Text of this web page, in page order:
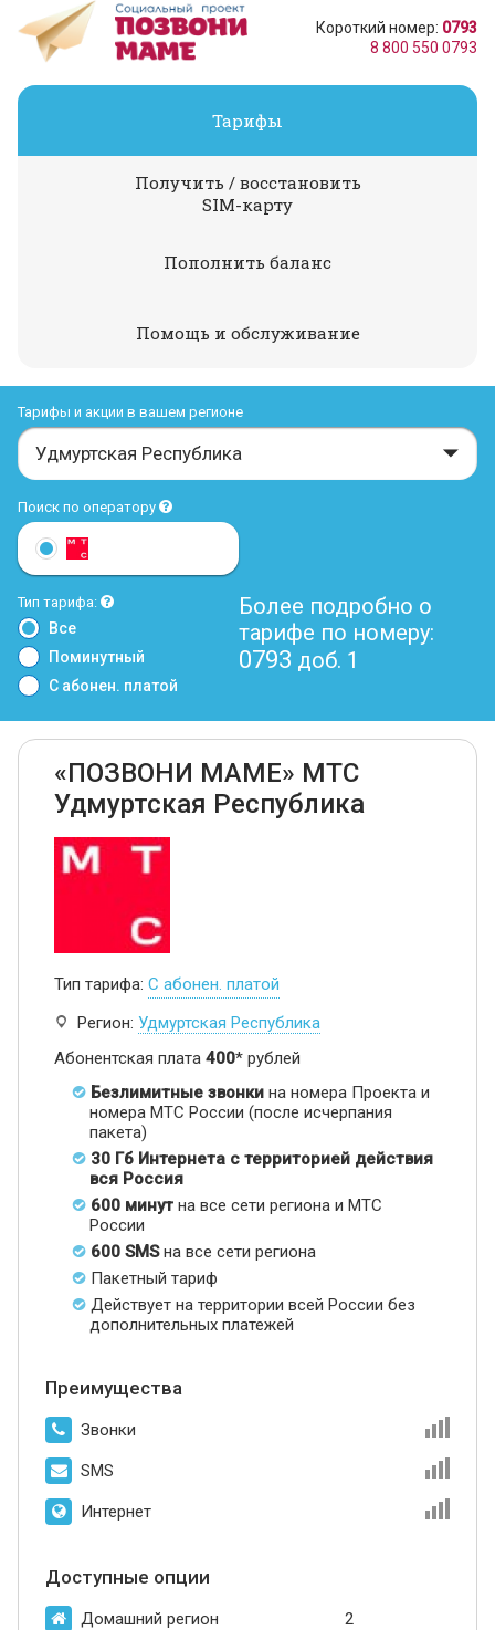
Короткий номер: 0793
8 800 550 0793
Тарифы
Получить / восстановить
SIM-карту
Пополнить баланс
Помощь и обслуживание
Тарифы и акции в вашем регионе
Удмуртская Республика
Поиск по оператору
Тип тарифа:
Все
Поминутный
С абонен. платой
Более подробно о
тарифе по номеру:
0793 доб. 1
«ПОЗВОНИ МАМЕ» МТС
Удмуртская Республика
Тип тарифа: С абонен. платой
Регион: Удмуртская Республика
Абонентская плата 400* рублей
Безлимитные звонки на номера Проекта и
номера МТС России (после исчерпания
пакета)
30 Гб Интернета с территорией действия
вся Россия
600 минут на все сети региона и МТС
России
600 SMSна все сети региона
Пакетный тариф
Действует на территории всей России без
дополнительных платежей
Преимущества
Звонки
SMS
Интернет
Доступные опции
Домашний регион 2